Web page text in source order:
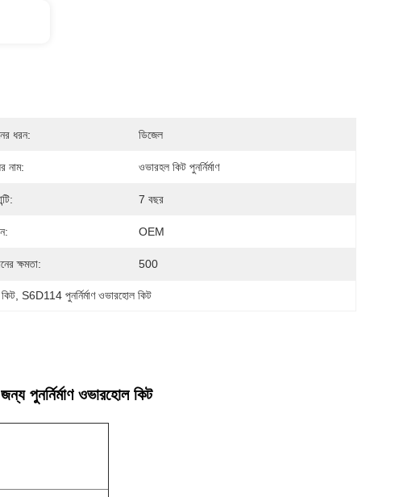
ধরন: ডিজেল
নাম: ওভারহল কিট পুনর্নির্মাণ
7 বছর
OEM
ক্ষমতা: 500
, S6D114 পুনর্নির্মাণ ওভারহোল কিট
পুনর্নির্মাণ ওভারহোল কিট